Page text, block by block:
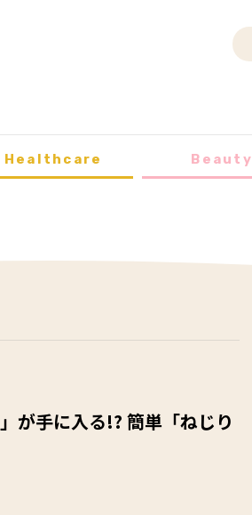
Healthcare Beauty
が手に入る!? 簡単「ねじり